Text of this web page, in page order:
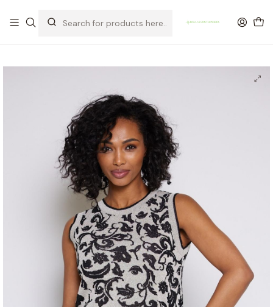
OFERTA DE PORTES DE ENVIO em compras para Portugal superiores a
80€ de artigos sem promoção